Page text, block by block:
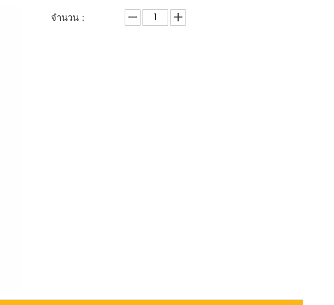
จำนวน：